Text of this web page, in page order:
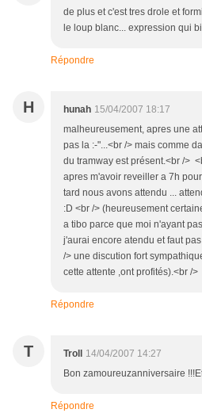
de plus et c'est tres drole et
le loup blanc... expression qui
Répondre
H hunah 15/04/2007 18:17
malheureusement, apres une
pas la :-"...<br /> mais comme
du tramway est présent.<br />
apres m'avoir reveiller a 7h
tard nous avons attendu ...
:D <br /> (heureusement
a tibo parce que moi n'ayant
j'aurai encore atendu et faut
/> une discution fort
cette attente ,ont profités).<br />
Répondre
T Troll
14/04/2007 14:27
Bon zamoureuzanniversaire
Répondre